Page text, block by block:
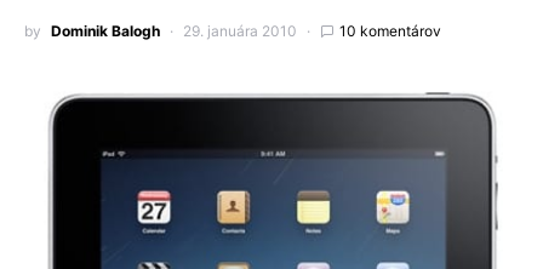
by Dominik Balogh 29. januára 2010 10 komentárov